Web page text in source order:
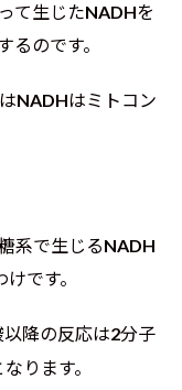
て生じたNADHを
のです。
NADHはミトコン
系で生じるNADH
です。
降の反応は2分子
なります。